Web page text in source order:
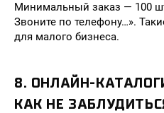
Минимальный заказ — 100
Звоните по телефону…».
для малого бизнеса.
8. ОНЛАЙН-
КАК НЕ